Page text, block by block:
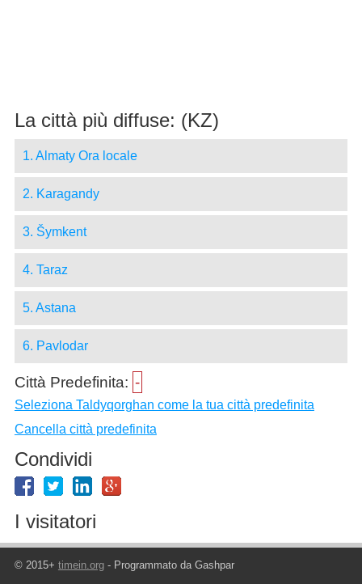
La città più diffuse: (KZ)
1. Almaty Ora locale
2. Karagandy
3. Šymkent
4. Taraz
5. Astana
6. Pavlodar
Città Predefinita: -
Seleziona Taldyqorghan come la tua città predefinita
Cancella città predefinita
Condividi
I visitatori
© 2015+ timein.org- Programmato da Gashpar